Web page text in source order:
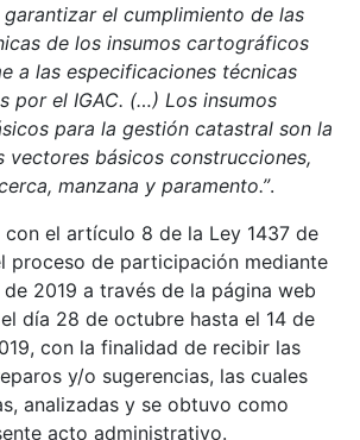
el cumplimiento de las
de los insumos cartográficos
a las especificaciones técnicas
por el IGAC. (…) Los insumos
para la gestión catastral son la
vectores básicos construcciones,
manzana y paramento.”.
con el artículo 8 de la Ley 1437 de
proceso de participación mediante
de 2019 a través de la página web
día 28 de octubre hasta el 14 de
con la finalidad de recibir las
y/o sugerencias, las cuales
analizadas y se obtuvo como
acto administrativo.